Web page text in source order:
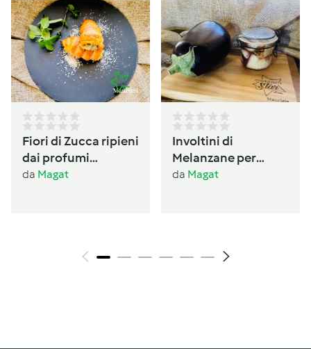
Fiori di Zucca ripieni
dai profumi
Ogliastrini
da Magat
Involtini di
Melanzane per
antipasto /conserva
da Magat